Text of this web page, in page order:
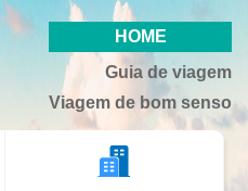
HOME
Guia de viagem
Viagem de bom senso